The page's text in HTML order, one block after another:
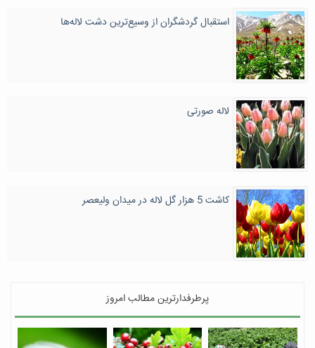
استقبال گردشگران از وسیع‌ترین دشت لاله‌ها
لاله صورتی
کاشت 5 هزار گل لاله در میدان ولیعصر
پرطرفدارترین مطالب امروز